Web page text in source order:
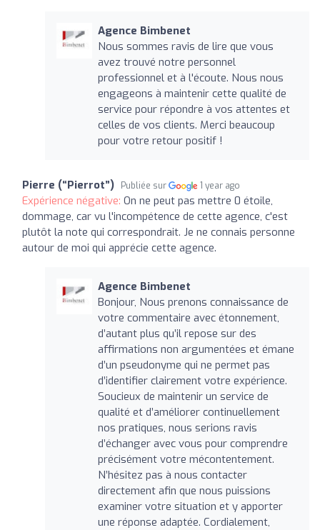
Agence Bimbenet
Nous sommes ravis de lire que vous
avez trouvé notre personnel
professionnel et à l'écoute. Nous nous
engageons à maintenir cette qualité de
service pour répondre à vos attentes et
celles de vos clients. Merci beaucoup
pour votre retour positif !
Pierre (“Pierrot”) Publiée sur 1 year ago
Expérience négative: On ne peut pas mettre 0 étoile,
dommage, car vu l'incompétence de cette agence, c'est
plutôt la note qui correspondrait. Je ne connais personne
autour de moi qui apprécie cette agence.
Agence Bimbenet
Bonjour, Nous prenons connaissance de
votre commentaire avec étonnement,
d’autant plus qu’il repose sur des
affirmations non argumentées et émane
d’un pseudonyme qui ne permet pas
d’identifier clairement votre expérience.
Soucieux de maintenir un service de
qualité et d’améliorer continuellement
nos pratiques, nous serions ravis
d’échanger avec vous pour comprendre
précisément votre mécontentement.
N’hésitez pas à nous contacter
directement afin que nous puissions
examiner votre situation et y apporter
une réponse adaptée. Cordialement,